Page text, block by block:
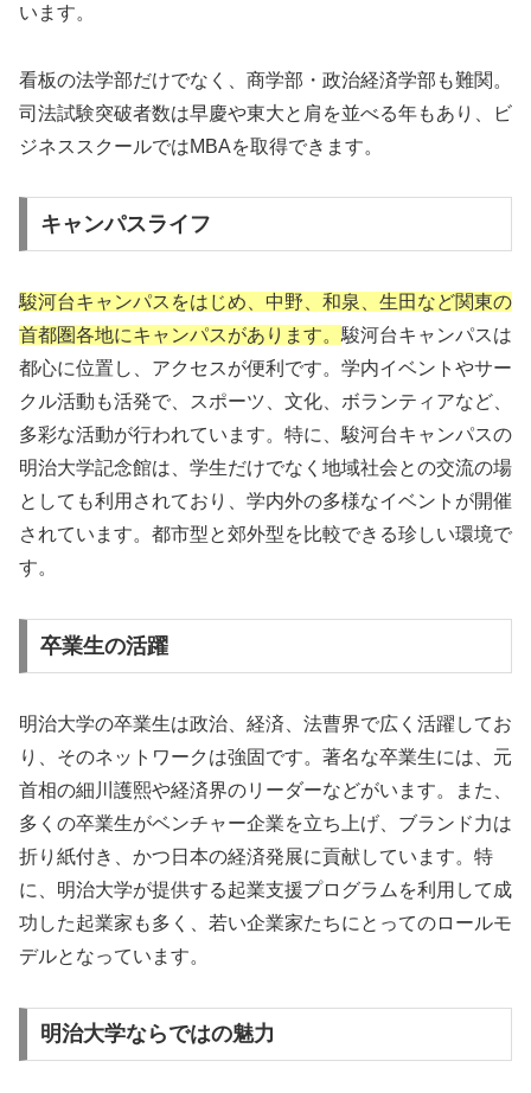
います。
看板の法学部だけでなく、商学部・政治経済学部も難関。
司法試験突破者数は早慶や東大と肩を並べる年もあり、ビ
ジネススクールではMBAを取得できます。
キャンパスライフ
駿河台キャンパスをはじめ、中野、和泉、生田など関東の
首都圏各地にキャンパスがあります。 駿河台キャンパスは
都心に位置し、アクセスが便利です。学内イベントやサー
クル活動も活発で、スポーツ、文化、ボランティアなど、
多彩な活動が行われています。特に、駿河台キャンパスの
明治大学記念館は、学生だけでなく地域社会との交流の場
としても利用されており、学内外の多様なイベントが開催
されています。都市型と郊外型を比較できる珍しい環境で
す。
卒業生の活躍
明治大学の卒業生は政治、経済、法曹界で広く活躍してお
り、そのネットワークは強固です。著名な卒業生には、元
首相の細川護熙や経済界のリーダーなどがいます。また、
多くの卒業生がベンチャー企業を立ち上げ、ブランド力は
折り紙付き、かつ日本の経済発展に貢献しています。特
に、明治大学が提供する起業支援プログラムを利用して成
功した起業家も多く、若い企業家たちにとってのロールモ
デルとなっています。
明治大学ならではの魅力